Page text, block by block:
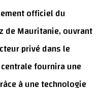
officiel du
de Mauritanie, ouvrant
privé dans le
fournira une
à une technologie